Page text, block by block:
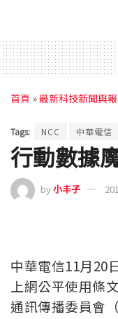
首頁 »最新科技新聞與
Tags: NCC 中華電信
行動數據
by小丰子
中華電信11月20
上網公平使用條
通訊傳播委員會